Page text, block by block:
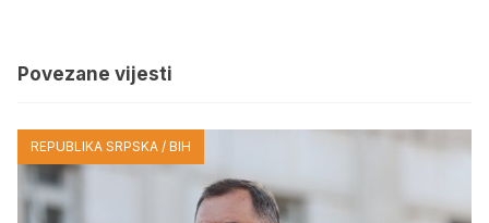
Povezane vijesti
REPUBLIKA SRPSKA / BIH